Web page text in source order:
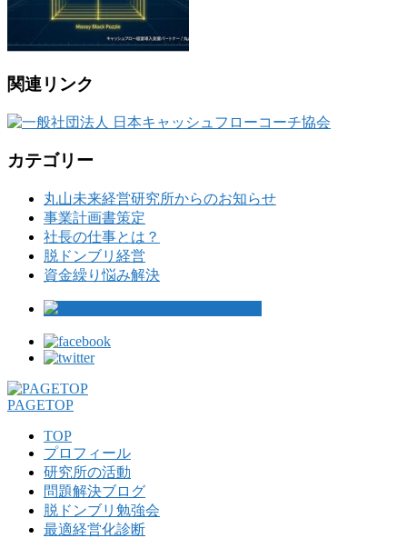
関連リンク
カテゴリー
丸山未来経営研究所からのお知らせ
事業計画書策定
社長の仕事とは？
脱ドンブリ経営
資金繰り悩み解決
PAGETOP
TOP
プロフィール
研究所の活動
問題解決ブログ
脱ドンブリ勉強会
最適経営化診断